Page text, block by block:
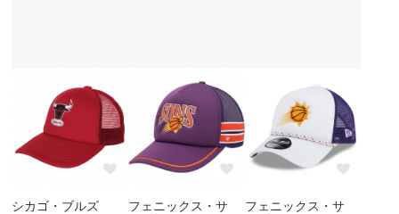
シカゴ・ブルズ
フェニックス・サ
フェニックス・サ